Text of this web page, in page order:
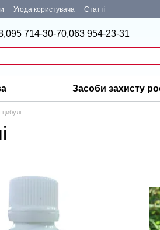
Угода користувача Статті
095 714-30-70,063 954-23-31
Засоби захисту
цибулі